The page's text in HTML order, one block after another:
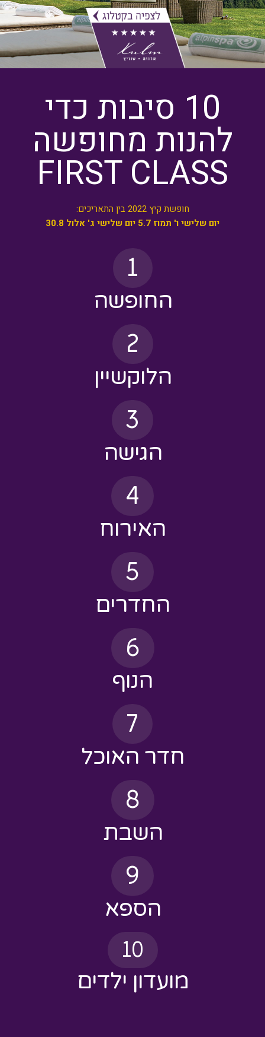
10 סיבות כדי
להנות מחופשה
FIRST CLASS
חופשת קיץ 2022 בין התאריכים:
יום שלישי ו' תמוז 5.7
יום שלישי ג' אלול 30.8
1
החופשה
2
הלוקשיין
3
הגישה
4
האירוח
5
החדרים
6
הנוף
7
חדר האוכל
8
השבת
9
הספא
10
מועדון ילדים